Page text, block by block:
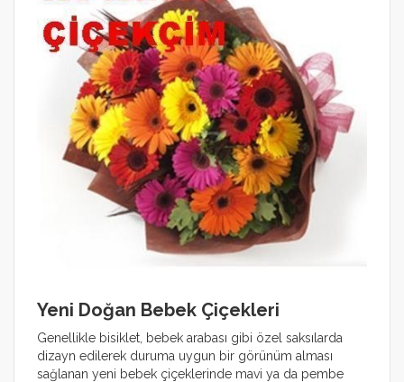
Yeni Doğan Bebek Çiçekleri
Genellikle bisiklet, bebek arabası gibi özel saksılarda
dizayn edilerek duruma uygun bir görünüm alması
sağlanan yeni bebek çiçeklerinde mavi ya da pembe